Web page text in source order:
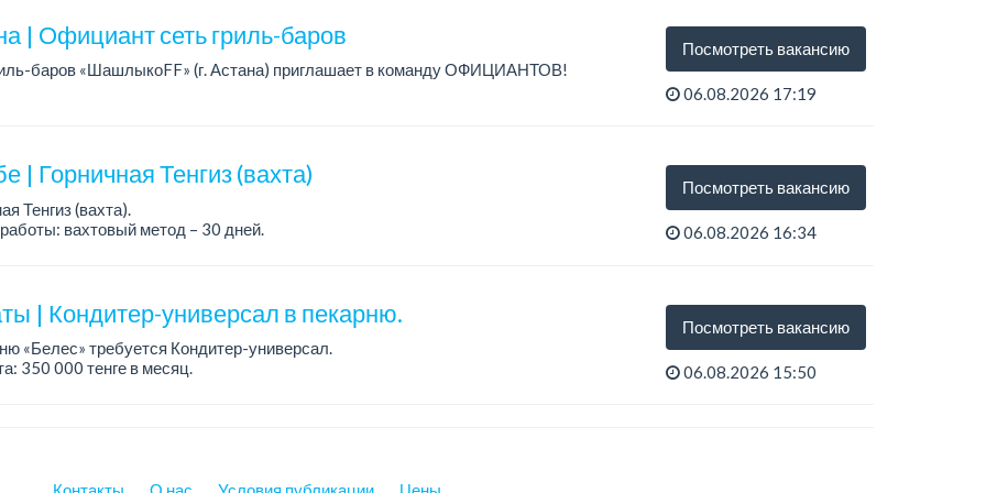
| Официант сеть гриль-баров
баров «ШашлыкоFF» (г. Астана) приглашает в команду ОФИЦИАНТОВ!
от 4...
Посмотреть вакансию
06.08.2026 17:19
| Горничная Тенгиз (вахта)
Тенгиз (вахта).
вахтовый метод – 30 дней.
и питание за счет работодат...
Посмотреть вакансию
06.08.2026 16:34
| Кондитер-универсал в пекарню.
«Белес» требуется Кондитер-универсал.
350 000 тенге в месяц.
Посмотреть вакансию
06.08.2026 15:50